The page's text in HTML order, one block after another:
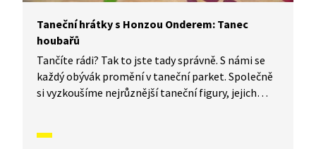
Taneční hrátky s Honzou Onderem: Tanec
houbařů
Tančíte rádi? Tak to jste tady správně. S námi se
každý obývák promění v taneční parket. Společně
si vyzkoušíme nejrůznější taneční figury, jejich
vás inspirovali a udělali z vás krále či královnu